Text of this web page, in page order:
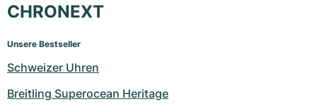
CHRONEXT
Unsere Bestseller
Schweizer Uhren
Breitling Superocean Heritage